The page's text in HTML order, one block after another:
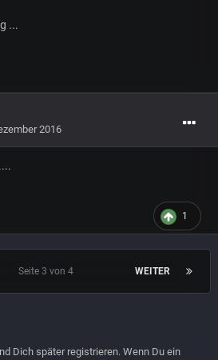
...
2016
1
WEITER
Seite 3 von 4
Dich später registrieren. Wenn Du ein